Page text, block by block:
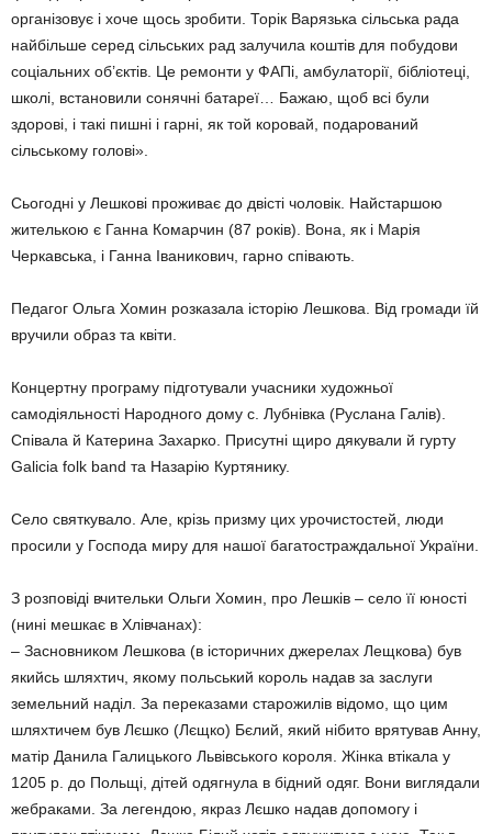
організовує і хоче щось зробити. Торік Варязька сільська рада
найбільше серед сільських рад залучила коштів для побудови
соціальних об’єктів. Це ремонти у ФАПі, амбулаторії, бібліотеці,
школі, встановили сонячні батареї… Бажаю, щоб всі були
здорові, і такі пишні і гарні, як той коровай, подарований
сільському голові».
Сьогодні у Лешкові проживає до двісті чоловік. Найстаршою
жителькою є Ганна Комарчин (87 років). Вона, як і Марія
Черкавська, і Ганна Іваникович, гарно співають.
Педагог Ольга Хомин розказала історію Лешкова. Від громади їй
вручили образ та квіти.
Концертну програму підготували учасники художньої
самодіяльності Народного дому с. Лубнівка (Руслана Галів).
Співала й Катерина Захарко. Присутні щиро дякували й гурту
Galicia folk band та Назарію Куртянику.
Село святкувало. Але, крізь призму цих урочистостей, люди
просили у Господа миру для нашої багатостраждальної України.
З розповіді вчительки Ольги Хомин, про Лешків – село її юності
(нині мешкає в Хлівчанах):
– Засновником Лешкова (в історичних джерелах Лещкова) був
якийсь шляхтич, якому польський король надав за заслуги
земельний наділ. За переказами старожилів відомо, що цим
шляхтичем був Лєшко (Лєщко) Бєлий, який нібито врятував Анну,
матір Данила Галицького Львівського короля. Жінка втікала у
1205 р. до Польщі, дітей одягнула в бідний одяг. Вони виглядали
жебраками. За легендою, якраз Лєшко надав допомогу і